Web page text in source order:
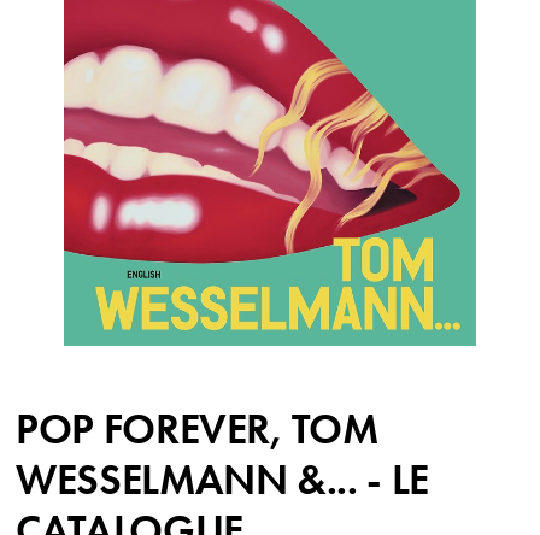
POP FOREVER, TOM
WESSELMANN &... - LE